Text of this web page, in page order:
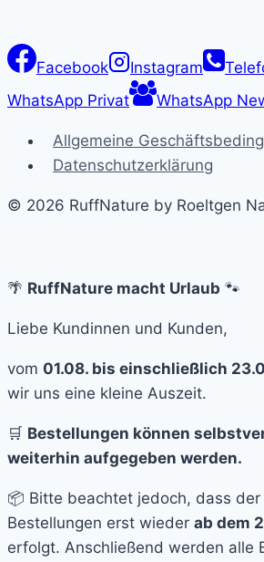
Facebook Instagram
WhatsApp Privat
WhatsApp
Allgemeine
Datenschutzerklärung
© 2026 RuffNature by Roeltgen
🌴 RuffNature macht Urlaub 🐾
Liebe Kundinnen und Kunden,
vom 01.08. bis einschließlich
wir uns eine kleine Auszeit.
🛒 Bestellungen können
weiterhin aufgegeben werden.
📦 Bitte beachtet jedoch, dass der
Bestellungen erst wieder ab dem
erfolgt. Anschließend werden alle